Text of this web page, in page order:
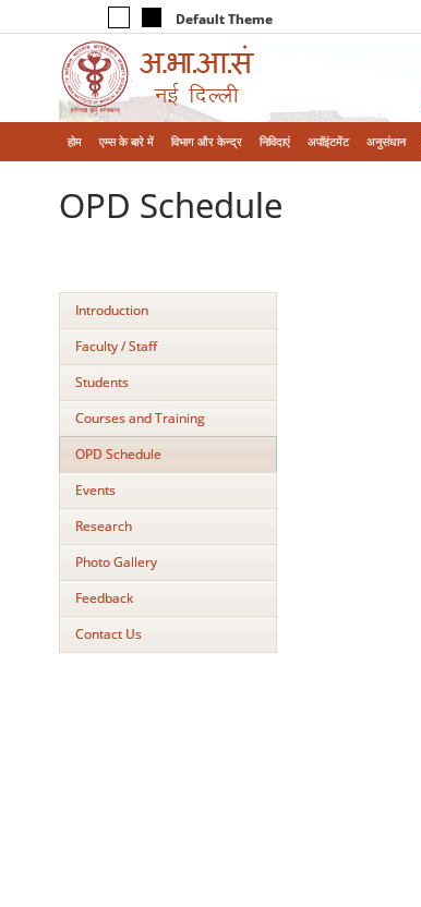
Default Theme
होम एम्‍स के बारे में विभाग और केन्‍द्र निविदाएं अपॉइंटमेंट अनुसंधान
OPD Schedule
Introduction
Faculty / Staff
Students
Courses and Training
OPD Schedule
Events
Research
Photo Gallery
Feedback
Contact Us